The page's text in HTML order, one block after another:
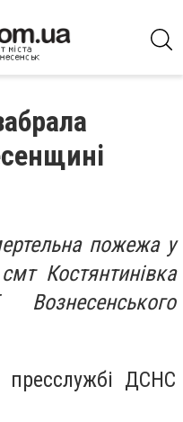
пожежа у
Костянтинівка
ДСНС